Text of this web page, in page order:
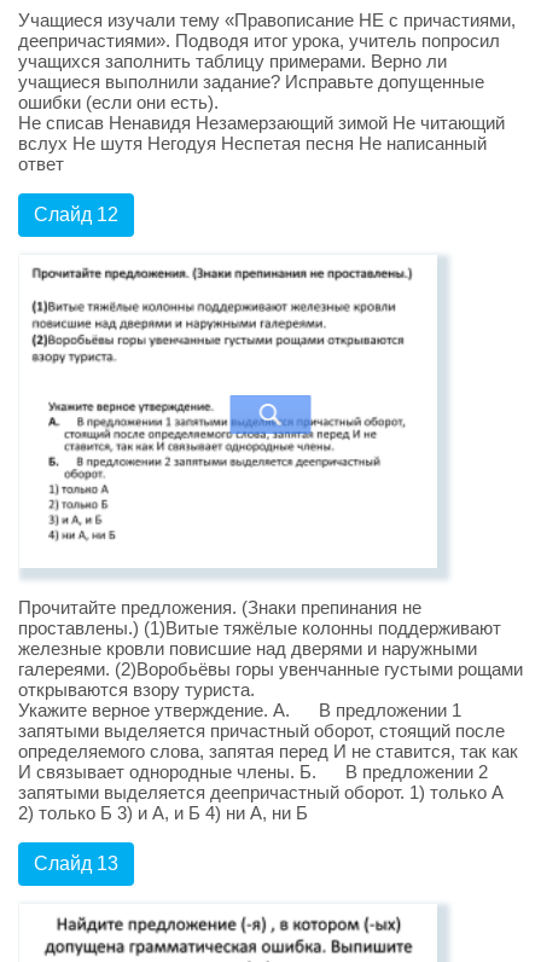
Учащиеся изучали тему «Правописание НЕ с причастиями,
деепричастиями». Подводя итог урока, учитель попросил
учащихся заполнить таблицу примерами. Верно ли
учащиеся выполнили задание? Исправьте допущенные
ошибки (если они есть).
Не списав Ненавидя Незамерзающий зимой Не читающий
вслух Не шутя Негодуя Неспетая песня Не написанный
ответ
Слайд 12
Прочитайте предложения. (Знаки препинания не
проставлены.) (1)Витые тяжёлые колонны поддерживают
железные кровли повисшие над дверями и наружными
галереями. (2)Воробьёвы горы увенчанные густыми рощами
открываются взору туриста.
Укажите верное утверждение. А. В предложении 1
запятыми выделяется причастный оборот, стоящий после
определяемого слова, запятая перед И не ставится, так как
И связывает однородные члены. Б. В предложении 2
запятыми выделяется деепричастный оборот. 1) только А
2) только Б 3) и А, и Б 4) ни А, ни Б
Слайд 13